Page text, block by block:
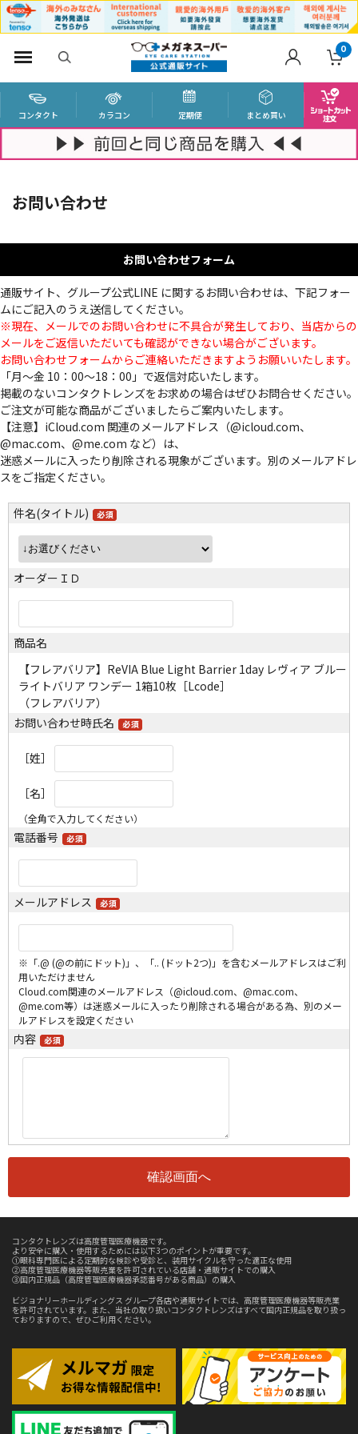
0
コンタクト カラコン 定期便 まとめ買い
お問い合わせ
お問い合わせフォーム
通販サイト、グループ公式LINE に関するお問い合わせは、下記フォー
ムにご記入のうえ送信してください。
※現在、メールでのお問い合わせに不具合が発生しており、当店からの
メールをご返信いただいても確認ができない場合がございます。
お問い合わせフォームからご連絡いただきますようお願いいたします。
「月～金 10：00～18：00」で返信対応いたします。
掲載のないコンタクトレンズをお求めの場合はぜひお問合せください。
ご注文が可能な商品がございましたらご案内いたします。
【注意】iCloud.com 関連のメールアドレス（@icloud.com、
@mac.com、@me.com など）は、
迷惑メールに入ったり削除される現象がございます。別のメールアドレ
スをご指定ください。
件名(タイトル)
オーダーＩＤ
商品名
【フレアバリア】ReVIA Blue Light Barrier 1day レヴィア ブルー
ライトバリア ワンデー 1箱10枚［Lcode］
（フレアバリア）
お問い合わせ時氏名
［姓］
［名］
（全角で入力してください）
電話番号
メールアドレス
※「.@ (@の前にドット)」、「.. (ドット2つ)」を含むメールアドレスはご利
用いただけません
Cloud.com関連のメールアドレス（@icloud.com、@mac.com、
@me.com等）は迷惑メールに入ったり削除される場合がある為、別のメー
ルアドレスを設定ください
内容
コンタクトレンズは高度管理医療機器です。
より安全に購入・使用するためには以下3つのポイントが重要です。
①眼科専門医による定期的な検診や受診と、装用サイクルを守った適正な使用
②高度管理医療機器等販売業を許可されている店舗・通販サイトでの購入
③国内正規品（高度管理医療機器承認番号がある商品）の購入
ビジョナリーホールディングス グループ各店や通販サイトでは、高度管理医療機器等販売業
を許可されています。また、当社の取り扱いコンタクトレンズはすべて国内正規品を取り扱っ
ておりますので、ぜひご利用ください。